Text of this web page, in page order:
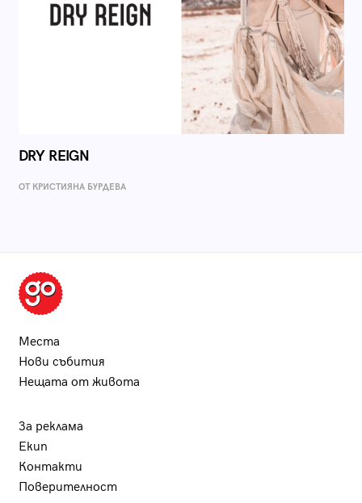
DRY REIGN
ОТ КРИСТИЯНА БУРДЕВА
Места
Нови събития
Нещата от живота
За реклама
Екип
Контакти
Поверителност